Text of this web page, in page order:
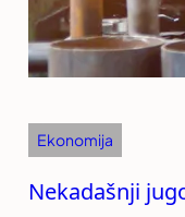
Ekonomija
Nekadašnji